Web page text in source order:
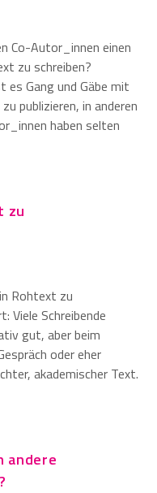
Co-Autor_innen einen
zu schreiben?
es Gang und Gäbe mit
publizieren, in anderen
haben selten
zu
Rohtext zu
Viele Schreibende
gut, aber beim
oder eher
akademischer Text.
andere